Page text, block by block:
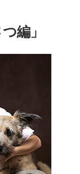
編」